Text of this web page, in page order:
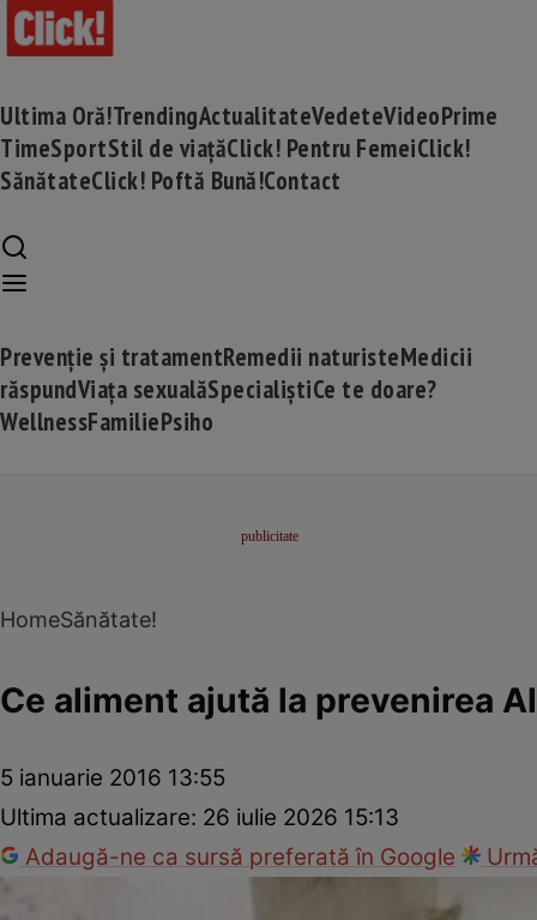
Ultima Oră!TrendingActualitateVedeteVideoPrime
TimeSportStil de viațăClick! Pentru FemeiClick!
SănătateClick! Poftă Bună!Contact
Prevenție și tratamentRemedii naturisteMedicii
răspundViața sexualăSpecialiștiCe te doare?
WellnessFamiliePsiho
HomeSănătate!
Ce aliment ajută la prevenirea
5 ianuarie 2016 13:55
Ultima actualizare: 26 iulie 2026 15:13
Adaugă-ne ca sursă preferată în Google